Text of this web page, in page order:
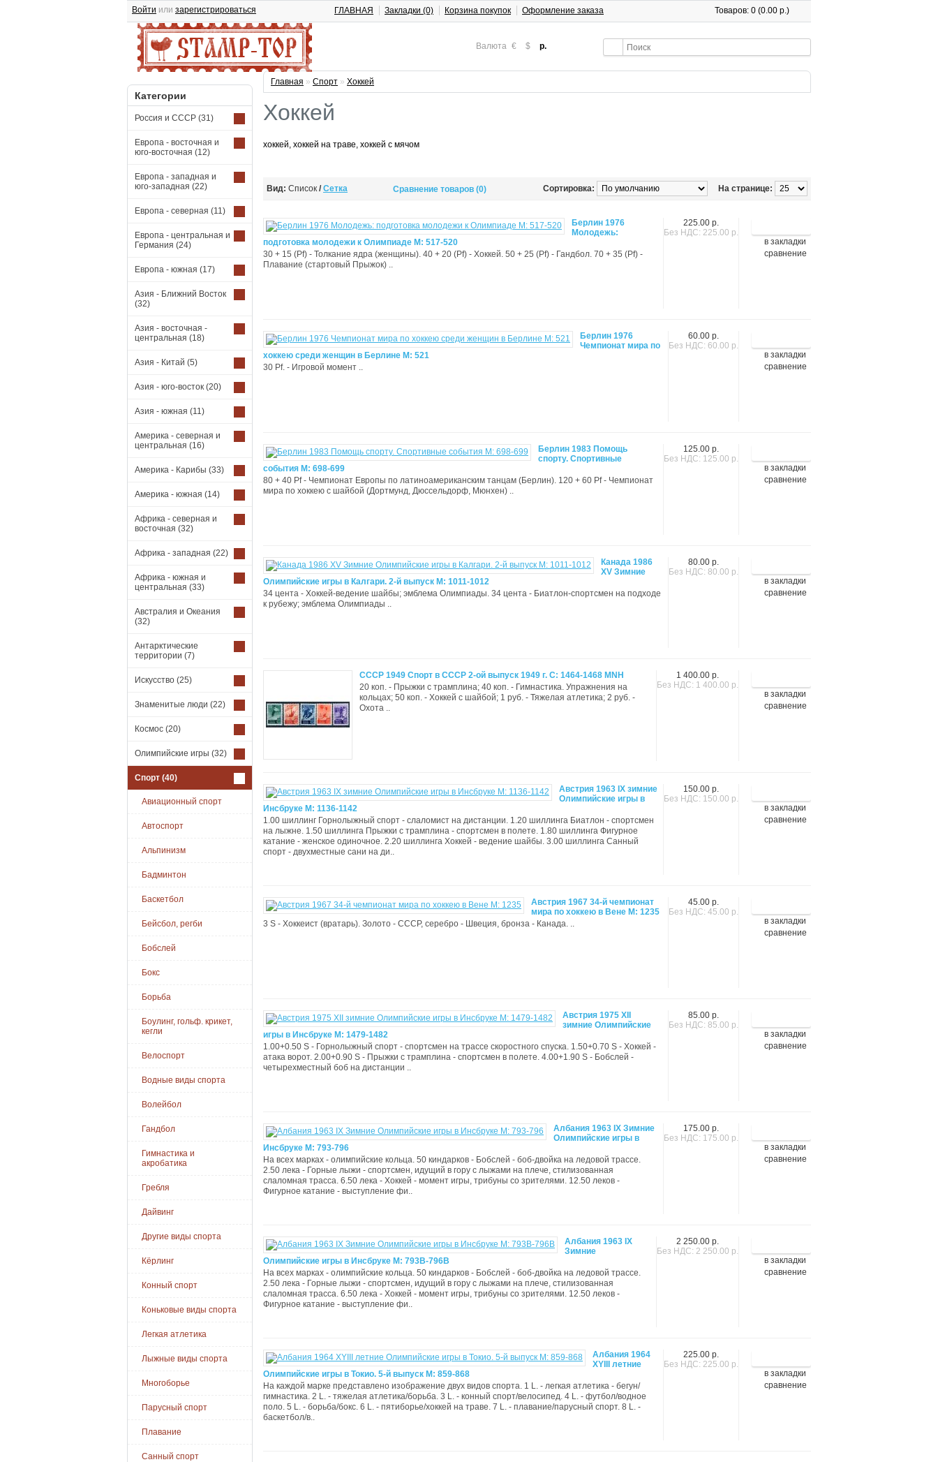
Валюта € $ р.
Товаров: 0 (0.00 р.)
Войти или зарегистрироваться ГЛАВНАЯ Закладки (0) Корзина покупок Оформление заказа
Категории
Россия и СССР (31)
Европа - восточная и
юго-восточная (12)
Европа - западная и
юго-западная (22)
Европа - северная (11)
Европа - центральная и
Германия (24)
Европа - южная (17)
Азия - Ближний Восток
(32)
Азия - восточная -
центральная (18)
Азия - Китай (5)
Азия - юго-восток (20)
Азия - южная (11)
Америка - северная и
центральная (16)
Америка - Карибы (33)
Америка - южная (14)
Африка - северная и
восточная (32)
Африка - западная (22)
Африка - южная и
центральная (33)
Австралия и Океания
(32)
Антарктические
территории (7)
Искусство (25)
Знаменитые люди (22)
Космос (20)
Олимпийские игры (32)
Спорт (40)
Авиационный спорт
Автоспорт
Альпинизм
Бадминтон
Баскетбол
Бейсбол, регби
Бобслей
Бокс
Борьба
Боулинг, гольф. крикет,
кегли
Велоспорт
Водные виды спорта
Волейбол
Гандбол
Гимнастика и
акробатика
Гребля
Дайвинг
Другие виды спорта
Кёрлинг
Конный спорт
Коньковые виды спорта
Легкая атлетика
Лыжные виды спорта
Многоборье
Парусный спорт
Плавание
Санный спорт
Главная » Спорт » Хоккей
Хоккей
хоккей, хоккей на траве, хоккей с мячом
Вид: Список / Сетка На странице:
Сравнение товаров (0) Сортировка:
в закладки
сравнение
225.00 р.
Без НДС: 225.00 р.
Берлин 1976
Молодежь:
подготовка молодежи к Олимпиаде М: 517-520
30 + 15 (Pf) - Толкание ядра (женщины). 40 + 20 (Pf) - Хоккей. 50 + 25 (Pf) - Гандбол. 70 + 35 (Pf) -
Плавание (стартовый Прыжок) ..
в закладки
сравнение
60.00 р.
Без НДС: 60.00 р.
Берлин 1976
Чемпионат мира по
хоккею среди женщин в Берлине М: 521
30 Pf. - Игровой момент ..
в закладки
сравнение
125.00 р.
Без НДС: 125.00 р.
Берлин 1983 Помощь
спорту. Спортивные
события М: 698-699
80 + 40 Pf - Чемпионат Европы по латиноамериканским танцам (Берлин). 120 + 60 Pf - Чемпионат
мира по хоккею с шайбой (Дортмунд, Дюссельдорф, Мюнхен) ..
в закладки
сравнение
80.00 р.
Без НДС: 80.00 р.
Канада 1986
XV Зимние
Олимпийские игры в Калгари. 2-й выпуск М: 1011-1012
34 цента - Хоккей-ведение шайбы; эмблема Олимпиады. 34 цента - Биатлон-спортсмен на подходе
к рубежу; эмблема Олимпиады ..
в закладки
сравнение
1 400.00 р.
Без НДС: 1 400.00 р.
СССР 1949 Спорт в СССР 2-ой выпуск 1949 г. С: 1464-1468 MNH
20 коп. - Прыжки с трамплина; 40 коп. - Гимнастика. Упражнения на
кольцах; 50 коп. - Хоккей с шайбой; 1 руб. - Тяжелая атлетика; 2 руб. -
Охота ..
в закладки
сравнение
150.00 р.
Без НДС: 150.00 р.
Австрия 1963 IX зимние
Олимпийские игры в
Инсбруке М: 1136-1142
1.00 шиллинг Горнолыжный спорт - слаломист на дистанции. 1.20 шиллинга Биатлон - спортсмен
на лыжне. 1.50 шиллинга Прыжки с трамплина - спортсмен в полете. 1.80 шиллинга Фигурное
катание - женское одиночное. 2.20 шиллинга Хоккей - ведение шайбы. 3.00 шиллинга Санный
спорт - двухместные сани на ди..
в закладки
сравнение
45.00 р.
Без НДС: 45.00 р.
Австрия 1967 34-й чемпионат
мира по хоккею в Вене М: 1235
3 S - Хоккеист (вратарь). Золото - СССР, серебро - Швеция, бронза - Канада. ..
в закладки
сравнение
85.00 р.
Без НДС: 85.00 р.
Австрия 1975 XII
зимние Олимпийские
игры в Инсбруке М: 1479-1482
1.00+0.50 S - Горнолыжный спорт - спортсмен на трассе скоростного спуска. 1.50+0.70 S - Хоккей -
атака ворот. 2.00+0.90 S - Прыжки с трамплина - спортсмен в полете. 4.00+1.90 S - Бобслей -
четырехместный боб на дистанции ..
в закладки
сравнение
175.00 р.
Без НДС: 175.00 р.
Албания 1963 IX Зимние
Олимпийские игры в
Инсбруке М: 793-796
На всех марках - олимпийские кольца. 50 киндарков - Бобслей - боб-двойка на ледовой трассе.
2.50 лека - Горные лыжи - спортсмен, идущий в гору с лыжами на плече, стилизованная
слаломная трасса. 6.50 лека - Хоккей - момент игры, трибуны со зрителями. 12.50 леков -
Фигурное катание - выступление фи..
в закладки
сравнение
2 250.00 р.
Без НДС: 2 250.00 р.
Албания 1963 IX
Зимние
Олимпийские игры в Инсбруке М: 793B-796B
На всех марках - олимпийские кольца. 50 киндарков - Бобслей - боб-двойка на ледовой трассе.
2.50 лека - Горные лыжи - спортсмен, идущий в гору с лыжами на плече, стилизованная
слаломная трасса. 6.50 лека - Хоккей - момент игры, трибуны со зрителями. 12.50 леков -
Фигурное катание - выступление фи..
в закладки
сравнение
225.00 р.
Без НДС: 225.00 р.
Албания 1964
XYIII летние
Олимпийские игры в Токио. 5-й выпуск М: 859-868
На каждой марке представлено изображение двух видов спорта. 1 L. - легкая атлетика - бегун/
гимнастика. 2 L. - тяжелая атлетика/борьба. 3 L. - конный спорт/велосипед. 4 L. - футбол/водное
поло. 5 L. - борьба/бокс. 6 L. - пятиборье/хоккей на траве. 7 L. - плавание/парусный спорт. 8 L. -
баскетбол/в..